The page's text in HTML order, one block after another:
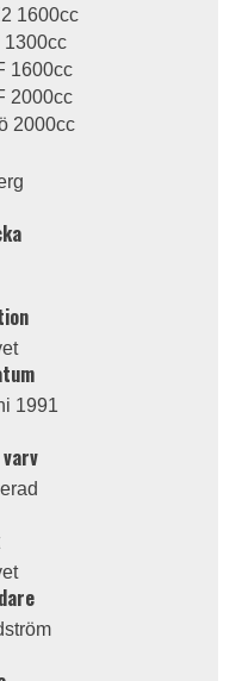
1600cc
1300cc
1600cc
2000cc
2000cc
1991